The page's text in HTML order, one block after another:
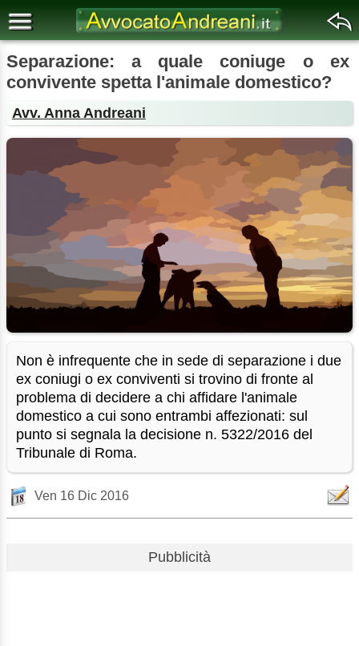
Separazione: a quale coniuge o ex
convivente spetta l'animale domestico?
Avv. Anna Andreani
Non è infrequente che in sede di separazione i due
ex coniugi o ex conviventi si trovino di fronte al
problema di decidere a chi affidare l'animale
domestico a cui sono entrambi affezionati: sul
punto si segnala la decisione n. 5322/2016 del
Tribunale di Roma.
Ven 16 Dic 2016
Pubblicità